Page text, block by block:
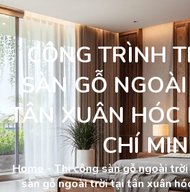
CÔNG TRÌNH
SÀN GỖ
TÂN XUÂN HÓC
CHÍ
Home - Thi công sàn gỗ ngoài trời
sàn gỗ ngoài trời tại tân xuân